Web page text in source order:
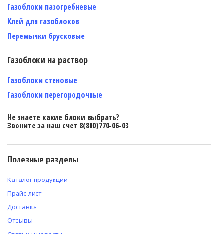
Газоблоки пазогребневые
Клей для газоблоков
Перемычки брусковые
Газоблоки на раствор
Газоблоки стеновые
Газоблоки перегородочные
Не знаете какие блоки выбрать?
Звоните за наш счет 8(800)770-06-03
Полезные разделы
Каталог продукции
Прайс-лист
Доставка
Отзывы